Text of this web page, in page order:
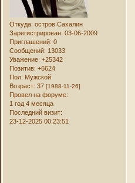
Откуда: остров Сахалин
Зарегистрирован: 03-06-2009
Приглашений: 0
Сообщений: 13033
Уважение: +25342
Позитив: +6624
Пол: Мужской
Возраст: 37[1988-11-26]
Провел на форуме:
1 год 4 месяца
Последний визит:
23-12-2025 00:23:51